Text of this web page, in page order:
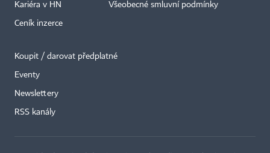
Kariéra v HN
Ceník inzerce
Všeobecné smluvní podmínky
Koupit / darovat předplatné
Eventy
Newslettery
RSS kanály